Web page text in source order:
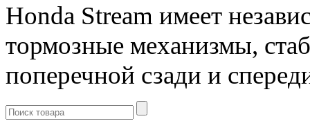
Honda Stream имеет
тормозные механизмы,
поперечной сзади и